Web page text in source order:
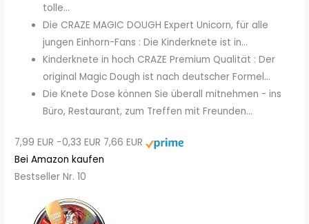
tolle...
Die CRAZE MAGIC DOUGH Expert Unicorn, für alle
jungen Einhorn-Fans : Die Kinderknete ist in...
Kinderknete in hoch CRAZE Premium Qualität : Der
original Magic Dough ist nach deutscher Formel...
Die Knete Dose können Sie überall mitnehmen - ins
Büro, Restaurant, zum Treffen mit Freunden...
7,99 EUR −0,33 EUR 7,66 EUR
Bei Amazon kaufen
Bestseller Nr. 10